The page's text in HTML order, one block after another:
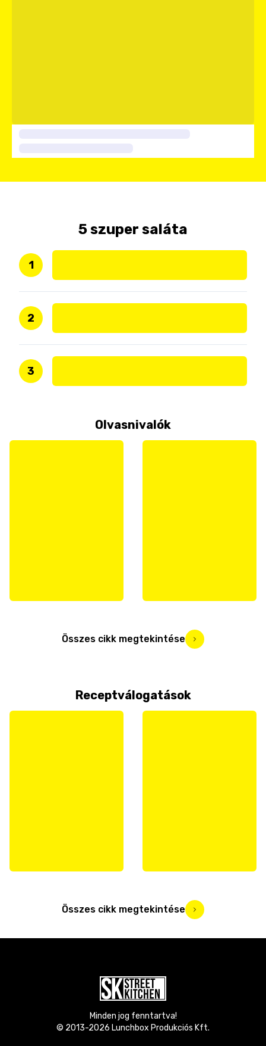
5 szuper saláta
1
2
3
Olvasnivalók
Összes cikk megtekintése
Receptválogatások
Összes cikk megtekintése
Minden jog fenntartva!
© 2013-2026 Lunchbox Produkciós Kft.